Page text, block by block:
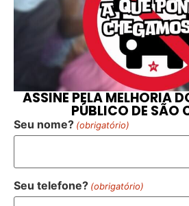
ASSINE PELA MELHORIA
PÚBLICO DE SÃO
Seu nome? (obrigatório)
Seu telefone? (obrigatório)